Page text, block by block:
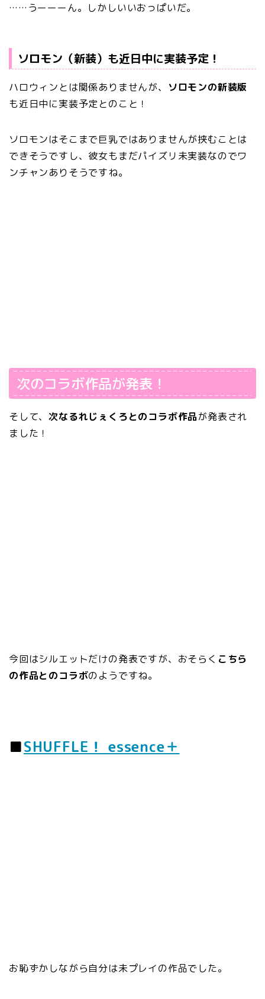
……うーーーん。しかしいいおっぱいだ。
ソロモン（新装）も近日中に実装予定！
ハロウィンとは関係ありませんが、 ソロモンの新装版
も近日中に実装予定とのこと！
ソロモンはそこまで巨乳ではありませんが挟むことは
できそうですし、彼女もまだパイズリ未実装なのでワ
ンチャンありそうですね。
次のコラボ作品が発表！
そして、次なるれじぇくろとのコラボ作品が発表され
ました！
今回はシルエットだけの発表ですが、おそらく こちら
の作品とのコラボのようですね。
■SHUFFLE！ essence＋
お恥ずかしながら自分は未プレイの作品でした。